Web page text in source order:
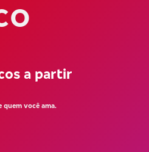
a partir
você ama.